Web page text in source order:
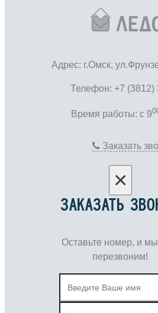
Адрес: г.Омск,
Телефон: +7 (3812)
Время работы: c 9
Заказать
×
ЗАКАЗАТЬ
Оставьте номер, и
перезвоним!